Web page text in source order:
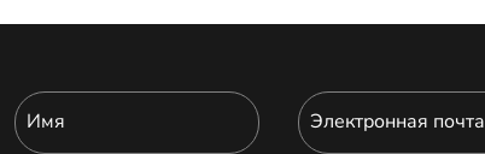
Имя Электронная почта